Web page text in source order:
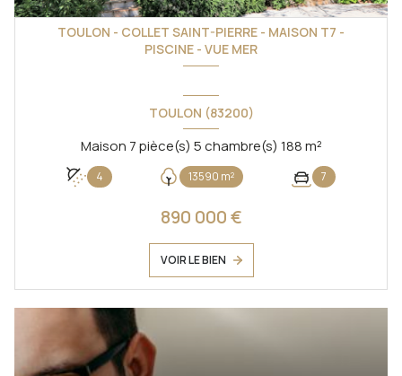
TOULON - COLLET SAINT-PIERRE - MAISON T7 -
PISCINE - VUE MER
TOULON (83200)
Maison 7 pièce(s) 5 chambre(s) 188 m²
4 13590 m² 7
890 000 €
VOIR LE BIEN